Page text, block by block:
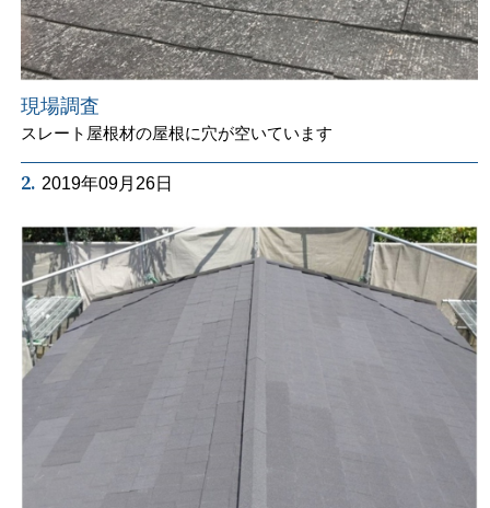
現場調査
スレート屋根材の屋根に穴が空いています
2. 2019年09月26日